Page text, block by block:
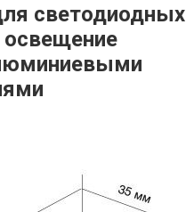
светодиодных